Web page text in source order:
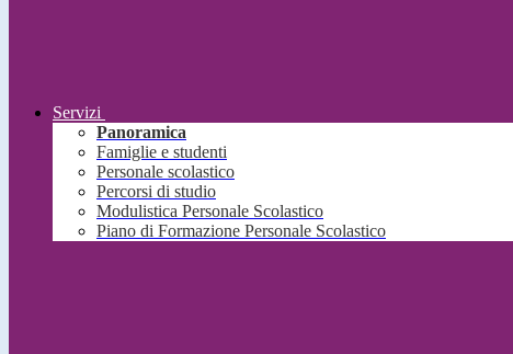
Servizi
Panoramica
Famiglie e studenti
Personale scolastico
Percorsi di studio
Modulistica Personale Scolastico
Piano di Formazione Personale Scolastico